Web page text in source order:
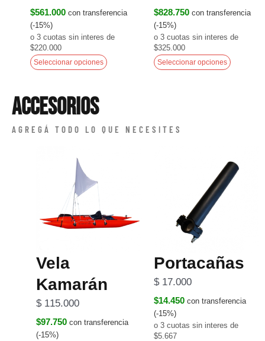
$561.000 con transferencia
(-15%)
o 3 cuotas sin interes de
$220.000
Seleccionar opciones
página
de
$828.750 con transferencia
(-15%)
o 3 cuotas sin interes de
$325.000
Seleccionar opciones
página
de
ACCESORIOS
AGREGÁ TODO LO QUE NECESITES
Vela
Kamarán
$115.000
$97.750 con transferencia
(-15%)
Portacañas
$17.000
$14.450 con transferencia
(-15%)
o 3 cuotas sin interes de
$5.667